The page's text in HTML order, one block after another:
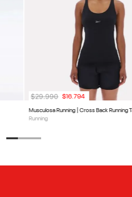
Musculosa Running | Cross Back Running
Running
$29.990 $16.794